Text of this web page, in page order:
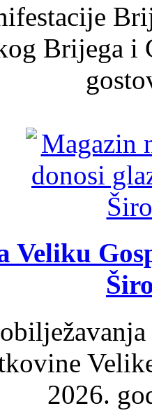
Brijega
Veliku
2026.